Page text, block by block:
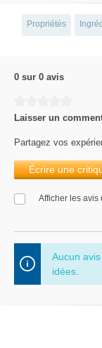
Propriétés
0 sur 0 avis
Laisser un
Partagez vos
Écrire une
Afficher les avis
Aucun
idées.